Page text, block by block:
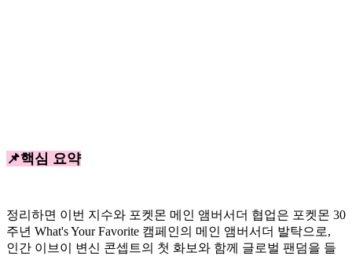
📌핵심 요약
정리하면 이번 지수와 포켓몬 메인 앰버서더 협업은 포켓몬 30
주년 What's Your Favorite 캠페인의 메인 앰버서더 발탁으로,
인간 이브이 변신 콘셉트의 첫 화보와 함께 글로벌 팬덤을 들